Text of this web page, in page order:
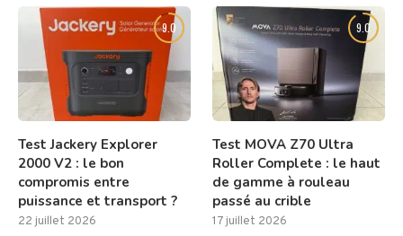
9.0
Test Jackery Explorer
2000 V2 : le bon
compromis entre
puissance et transport ?
22 juillet 2026
9.0
Test MOVA Z70 Ultra
Roller Complete : le haut
de gamme à rouleau
passé au crible
17 juillet 2026